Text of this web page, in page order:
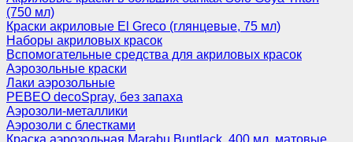
(750 мл)
Краски акриловые El Greco (глянцевые, 75 мл)
Наборы акриловых красок
Вспомогательные средства для акриловых красок
Аэрозольные краски
Лаки аэрозольные
PEBEO decoSpray, без запаха
Аэрозоли-металлики
Аэрозоли с блестками
Краска аэрозольная Marabu Buntlack, 400 мл, матовые